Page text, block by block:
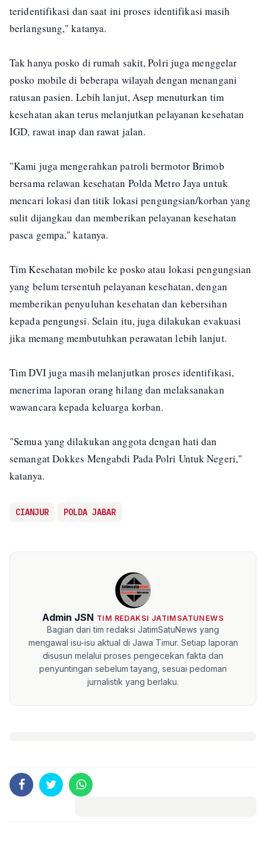
teridentifikasi dan saat ini proses identifikasi masih
berlangsung," katanya.
Tak hanya posko di rumah sakit, Polri juga menggelar
posko mobile di beberapa wilayah dengan menangani
ratusan pasien. Lebih lanjut, Asep menuturkan tim
kesehatan akan terus melanjutkan pelayanan kesehatan
IGD, rawat inap dan rawat jalan.
"Kami juga mengerahkan patroli bermotor Brimob
bersama relawan kesehatan Polda Metro Jaya untuk
mencari lokasi dan titik lokasi pengungsian/korban yang
sulit dijangkau dan memberikan pelayanan kesehatan
pasca gempa," katanya.
Tim Kesehatan mobile ke posko atau lokasi pengungsian
yang belum tersentuh pelayanan kesehatan, dengan
memberikan penyuluhan kesehatan dan kebersihan
kepada pengungsi. Selain itu, juga dilakukan evakuasi
jika memang membutuhkan perawatan lebih lanjut.
Tim DVI juga masih melanjutkan proses identifikasi,
menerima laporan orang hilang dan melaksanakan
wawancara kepada keluarga korban.
"Semua yang dilakukan anggota dengan hati dan
semangat Dokkes Mengabdi Pada Polri Untuk Negeri,"
katanya.
CIANJUR POLDA JABAR
Admin JSN TIM REDAKSI JATIMSATUNEWS
Bagian dari tim redaksi JatimSatuNews yang
mengawal isu-isu aktual di Jawa Timur. Setiap laporan
disusun melalui proses pengecekan fakta dan
penyuntingan sebelum tayang, sesuai pedoman
jurnalistik yang berlaku.